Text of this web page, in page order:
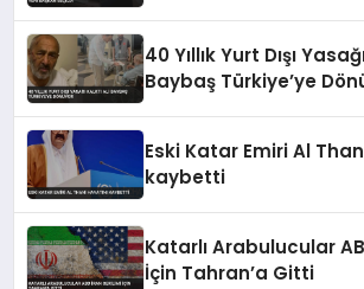
40 Yıllık Yurt Dışı
Baybaş Türkiye’ye
Eski Katar Emiri Al
kaybetti
Katarlı Arabulucular
İçin Tahran’a Gitti